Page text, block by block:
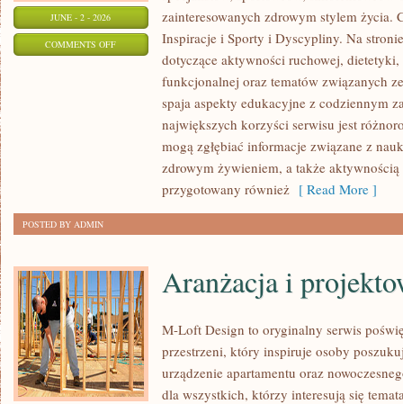
JUNE - 2 - 2026
COMMENTS OFFON
REHABILITACJA
FIZJOTERAPIA
zainteresowanych zdrowym stylem życia.
Inspiracje i Sporty i Dyscypliny. Na
dotyczące aktywności ruchowej,
funkcjonalnej oraz tematów związanych
spaja aspekty edukacyjne z codziennym
największych korzyści serwisu jest
mogą zgłębiać informacje związane z
zdrowym żywieniem, a także aktywnością
przygotowany również [ Read More ]
POSTED BY ADMIN
Aranżacja i
M-Loft Design to oryginalny serwis
przestrzeni, który inspiruje osoby
urządzenie apartamentu oraz
dla wszystkich, którzy interesują się